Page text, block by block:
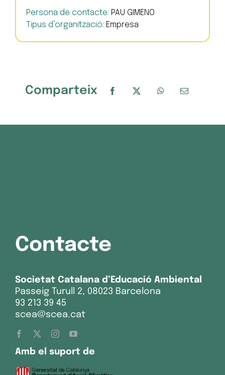
Persona de contacte: PAU GIMENO
Tipus d’organització: Empresa
Comparteix
Contacte
Societat Catalana d’Educació Ambiental
Passeig Turull 2, 08023 Barcelona
93 213 39 45
scea@scea.cat
Amb el suport de